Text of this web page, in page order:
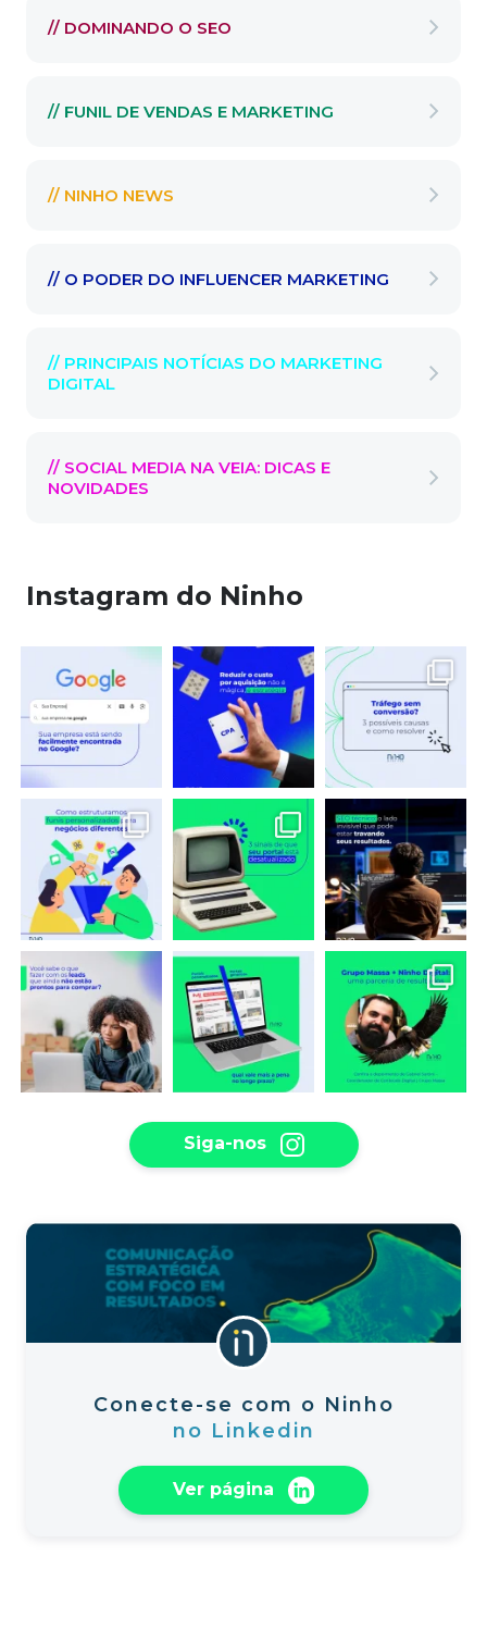
// DOMINANDO O SEO
// FUNIL DE VENDAS E MARKETING
// NINHO NEWS
// O PODER DO INFLUENCER MARKETING
// PRINCIPAIS NOTÍCIAS DO MARKETING
DIGITAL
// SOCIAL MEDIA NA VEIA: DICAS E
NOVIDADES
Instagram do Ninho
Siga-nos
Conecte-se com o Ninho
no Linkedin
Ver página